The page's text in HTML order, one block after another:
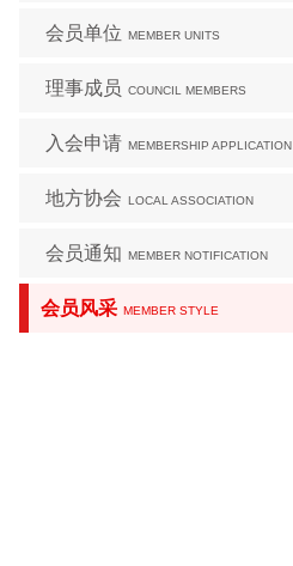
会员单位 MEMBER UNITS
理事成员 COUNCIL MEMBERS
入会申请 MEMBERSHIP APPLICATION
地方协会 LOCAL ASSOCIATION
会员通知 MEMBER NOTIFICATION
会员风采 MEMBER STYLE